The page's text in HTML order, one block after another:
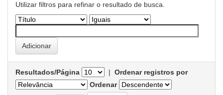
Utilizar filtros para refinar o resultado de busca.
Resultados/Página | Ordenar registros por
Ordenar